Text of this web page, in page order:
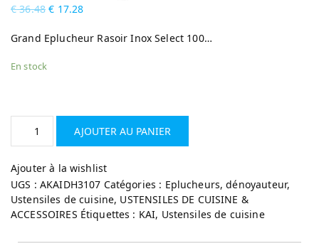
€36.48 € 17.28
Grand Eplucheur Rasoir Inox Select 100…
En stock
AJOUTER AU PANIER
Ajouter à la wishlist
UGS : AKAIDH3107 Catégories : Eplucheurs, dénoyauteur,
Ustensiles de cuisine, USTENSILES DE CUISINE &
ACCESSOIRES Étiquettes : KAI, Ustensiles de cuisine